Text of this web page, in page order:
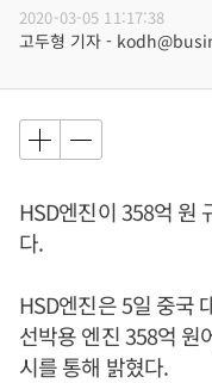
2020-03-05 11:17:38
고두형 기자 -
HSD엔진이 358억 원
다.
HSD엔진은 5일 중국
선박용 엔진 358억 원
시를 통해 밝혔다.